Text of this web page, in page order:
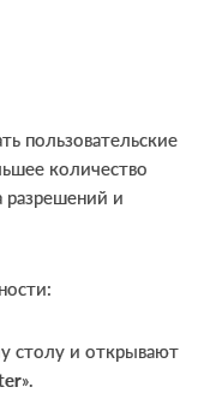
пользовательские
количество
и
столу и открывают
».